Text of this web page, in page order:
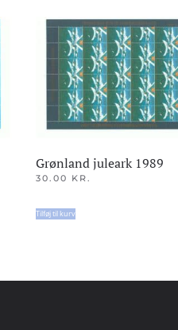
Grønland juleark 1989
30.00 KR.
Tilføj til kurv